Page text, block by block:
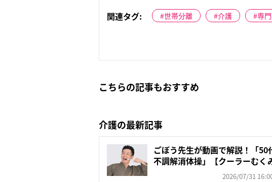
関連タグ: 世帯分離 介護 専
こちらの記事もおすすめ
介護の最新記事
ごぼう先生が動画で解説！「50
不調解消体操」【クーラーむく
2026/07/31